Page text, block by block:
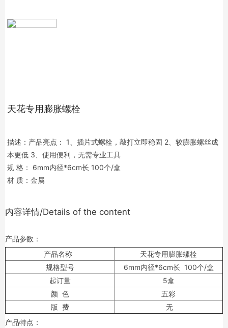
天花专用膨胀螺栓
描述：产品亮点： 1、插片式螺栓，敲打立即稳固 2、较膨胀螺丝成
本更低 3、使用便利，无需专业工具
规 格： 6mm内径*6cm长 100个/盒
材 质：金属
内容详情/Details of the content
产品参数：
产品名称
天花专用膨胀螺栓
规格型号
6mm内径*6cm长 100个/盒
起订量
5盒
颜 色
五彩
版 费
无
产品特点：